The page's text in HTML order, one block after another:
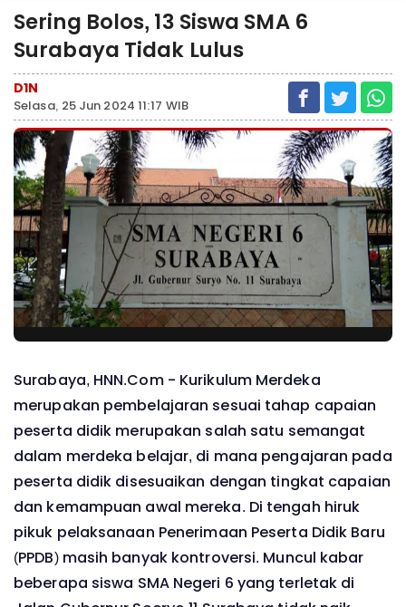
Sering Bolos, 13 Siswa SMA 6
Surabaya Tidak Lulus
D1N
Selasa, 25 Jun 2024 11:17 WIB
Surabaya, HNN.Com - Kurikulum Merdeka
merupakan pembelajaran sesuai tahap capaian
peserta didik merupakan salah satu semangat
dalam merdeka belajar, di mana pengajaran pada
peserta didik disesuaikan dengan tingkat capaian
dan kemampuan awal mereka. Di tengah hiruk
pikuk pelaksanaan Penerimaan Peserta Didik Baru
(PPDB) masih banyak kontroversi. Muncul kabar
beberapa siswa SMA Negeri 6 yang terletak di